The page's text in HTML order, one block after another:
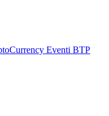
Eventi BTP